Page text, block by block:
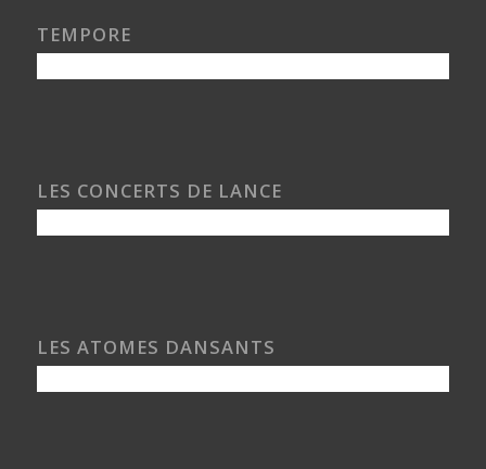
TEMPORE
LES CONCERTS DE LANCE
LES ATOMES DANSANTS